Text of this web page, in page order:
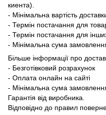
киента).
- Мінімальна вартість
- Термін постачання для
- Термін постачання для
- Мінімальна сума
Більше інформації про
- Безготівковий розрахунок
- Оплата онлайн на сайті
- Мінімальна сума
Гарантія від виробника.
Відповідно до правил